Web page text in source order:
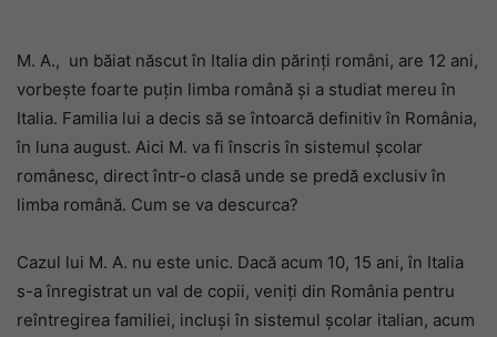
M. A., un băiat născut în Italia din părinți români, are 12 ani,
vorbește foarte puțin limba română și a studiat mereu în
Italia. Familia lui a decis să se întoarcă definitiv în România,
în luna august. Aici M. va fi înscris în sistemul școlar
românesc, direct într-o clasă unde se predă exclusiv în
limba română. Cum se va descurca?
Cazul lui M. A. nu este unic. Dacă acum 10, 15 ani, în Italia
s-a înregistrat un val de copii, veniți din România pentru
reîntregirea familiei, incluși în sistemul școlar italian, acum